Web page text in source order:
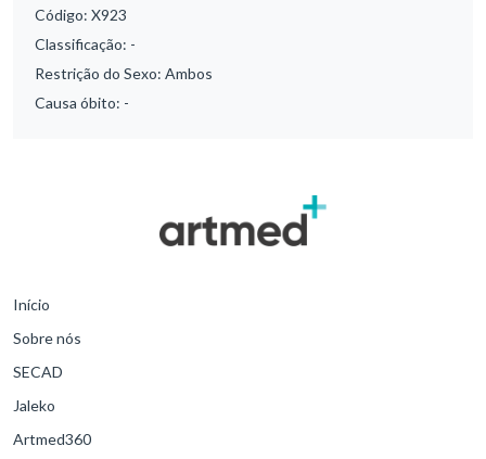
Código: X923
Classificação: -
Restrição do Sexo: Ambos
Causa óbito: -
Início
Sobre nós
SECAD
Jaleko
Artmed360